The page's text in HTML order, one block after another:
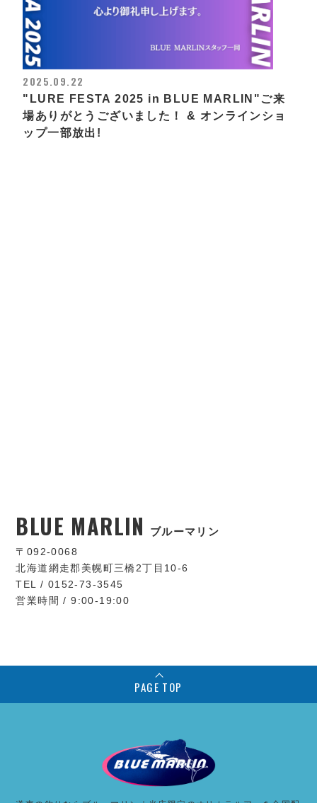
2025.09.22
"LURE FESTA 2025 in BLUE MARLIN"ご来
場ありがとうございました！ & オンラインショ
ップ一部放出!
BLUE MARLIN ブルーマリン
〒092-0068
北海道網走郡美幌町三橋2丁目10-6
TEL / 0152-73-3545
営業時間 / 9:00-19:00
PAGE TOP